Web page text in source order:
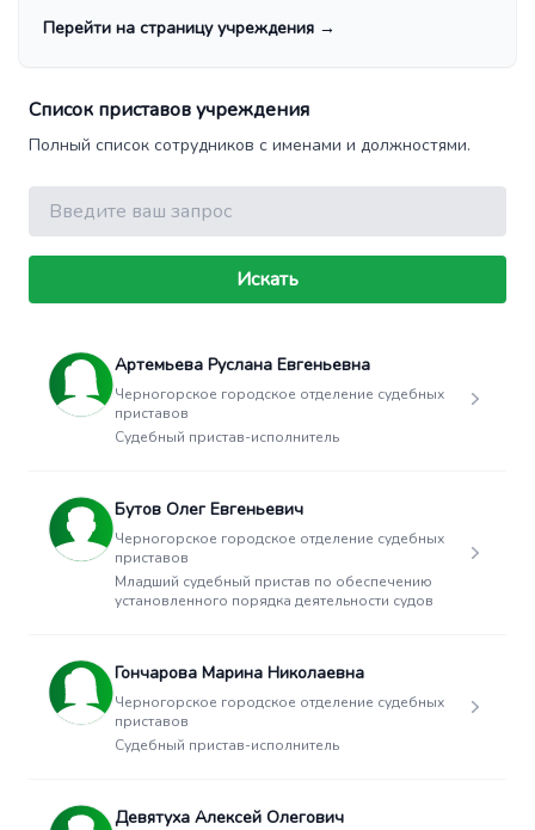
Перейти на страницу учреждения →
Список приставов учреждения
Полный список сотрудников с именами и должностями.
Поиск
Искать
Артемьева Руслана Евгеньевна
Черногорское городское отделение судебных
приставов
Судебный пристав-исполнитель
Бутов Олег Евгеньевич
Черногорское городское отделение судебных
приставов
Младший судебный пристав по обеспечению
установленного порядка деятельности судов
Гончарова Марина Николаевна
Черногорское городское отделение судебных
приставов
Судебный пристав-исполнитель
Девятуха Алексей Олегович